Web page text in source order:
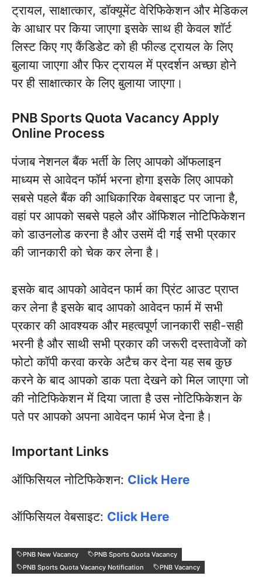
ट्रायल, साक्षात्कार, डॉक्यूमेंट वेरिफिकेशन और मेडिकल
के आधार पर किया जाएगा इसके साथ ही केवल शॉर्ट
लिस्ट किए गए कैंडिडेट को ही फील्ड ट्रायल के लिए
बुलाया जाएगा और फिर ट्रायल में प्रदर्शन अच्छा होने
पर ही साक्षात्कार के लिए बुलाया जाएगा।
PNB Sports Quota Vacancy Apply
Online Process
पंजाब नेशनल बैंक भर्ती के लिए आपको ऑफलाइन
माध्यम से आवेदन फॉर्म भरना होगा इसके लिए आपको
सबसे पहले बैंक की आधिकारिक वेबसाइट पर जाना है,
वहां पर आपको सबसे पहले और ऑफिशल नोटिफिकेशन
को डाउनलोड करना है और उसमें दी गई सभी प्रकार
की जानकारी को चेक कर लेना है।
इसके बाद आपको आवेदन फार्म का प्रिंट आउट प्राप्त
कर लेना है इसके बाद आपको आवेदन फार्म में सभी
प्रकार की आवश्यक और महत्वपूर्ण जानकारी सही-सही
भरनी है और साथी सभी प्रकार की जरूरी दस्तावेजों को
फोटो कॉपी करवा करके अटैच कर देना यह सब कुछ
करने के बाद आपको डाक पता देखने को मिल जाएगा जो
की नोटिफिकेशन में दिया जाता है उस नोटिफिकेशन के
पते पर आपको अपना आवेदन फार्म भेज देना है।
Important Links
ऑफिसियल नोटिफिकेशन: Click Here
ऑफिसियल वेबसाइट: Click Here
PNB New Vacancy
PNB Sports Quota Vacancy
PNB Sports Quota Vacancy Notification
PNB Vacancy